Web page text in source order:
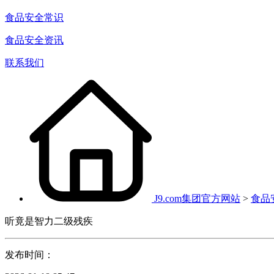
食品安全常识
食品安全资讯
联系我们
J9.com集团官方网站 > 食品
听竟是智力二级残疾
发布时间：